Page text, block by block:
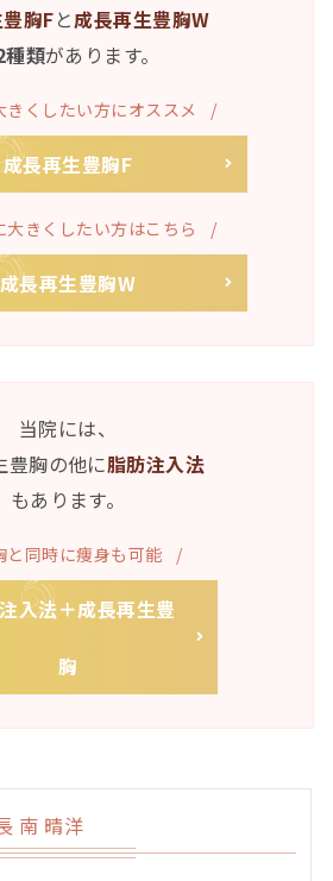
胸Fと成長再生豊胸W
種類があります。
きくしたい方にオススメ
成長再生豊胸F
大きくしたい方はこちら
成長再生豊胸W
当院には、
豊胸の他に脂肪注入法
もあります。
と同時に痩身も可能
入法＋成長再生豊
胸
南 晴洋